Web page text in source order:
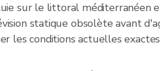
sur le littoral méditerranéen
statique obsolète avant
les conditions actuelles